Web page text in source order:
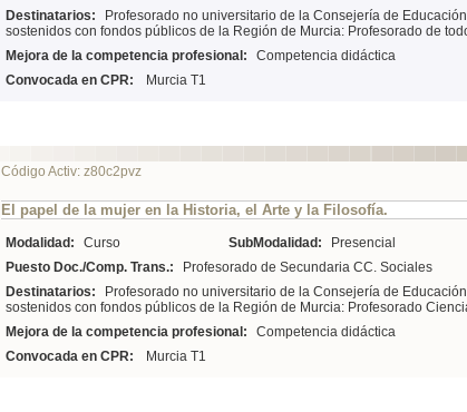
Destinatarios:
Profesorado no universitario de la Consejería de
sostenidos con fondos públicos de la Región de Murcia: Profesorado de
Mejora de la competencia profesional:
Competencia didáctica
Convocada en CPR:
Murcia T1
Código Activ: z80c2pvz
El papel de la mujer en la Historia, el Arte y la Filosofía.
Modalidad: Curso SubModalidad: Presencial
Puesto Doc./Comp. Trans.:
Profesorado de Secundaria CC. Sociales
Destinatarios:
Profesorado no universitario de la Consejería de
sostenidos con fondos públicos de la Región de Murcia: Profesorado
Mejora de la competencia profesional:
Competencia didáctica
Convocada en CPR:
Murcia T1